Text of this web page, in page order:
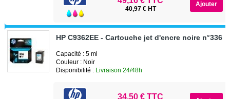
40,97 € HT
HP C9362EE - Cartouche jet d'encre noire n°336
Capacité : 5 ml
Couleur : Noir
Disponibilité : Livraison 24/48h
34,50 € TTC